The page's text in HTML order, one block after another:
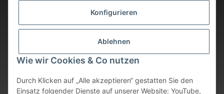
Konfigurieren
Ablehnen
Wie wir Cookies & Co nutzen
Durch Klicken auf „Alle akzeptieren“ gestatten Sie den
Einsatz folgender Dienste auf unserer Website: YouTube,